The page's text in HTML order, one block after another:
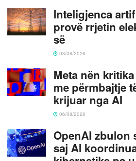
Inteligjenca
provë rrjetin
së
03/08/2026
Meta nën
me përmbajtje
krijuar nga AI
06/08/2026
OpenAI zbulon
saj AI